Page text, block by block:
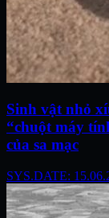
Sinh vật nhỏ
“chuột máy
của sa mạc
SYS.DATE: